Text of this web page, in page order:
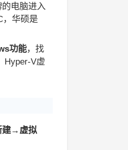
电脑进入
，华硕是
功能，找
Hyper-V虚
建→虚拟